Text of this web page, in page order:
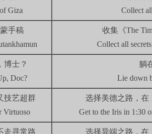
Giza
Collect
手稿
收集《The
Collect all
博士？
Doc?
躺
Lie down
技艺超群
Virtuoso
选择美德之路，在
Get to the Iris in 1:30
走寻常路
选择异端之路，在